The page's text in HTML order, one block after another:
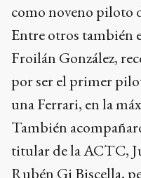
como noveno piloto
Entre otros también
Froilán González,
por ser el primer
una Ferrari, en la
También
titular de la ACTC,
Rubén Gi Biscella,